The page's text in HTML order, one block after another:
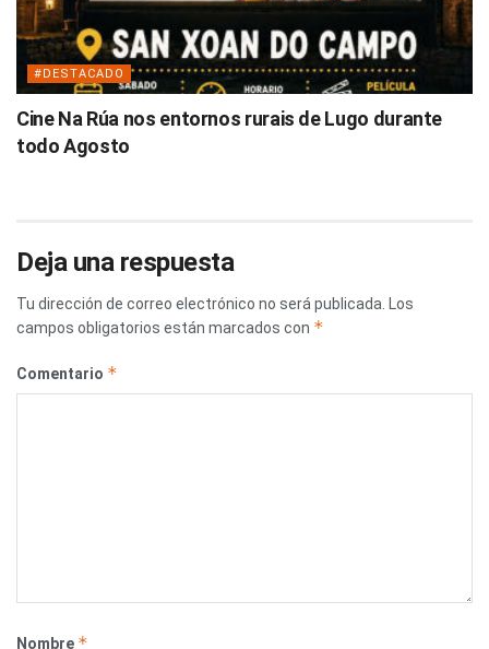
#DESTACADO
Cine Na Rúa nos entornos rurais de Lugo durante
todo Agosto
Deja una respuesta
Tu dirección de correo electrónico no será publicada.
Los
campos obligatorios están marcados con *
Comentario *
Nombre *